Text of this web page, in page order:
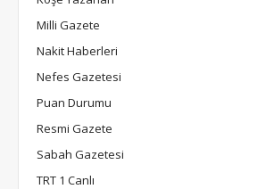
Milli Gazete
Nakit Haberleri
Nefes Gazetesi
Puan Durumu
Resmi Gazete
Sabah Gazetesi
TRT 1 Canlı